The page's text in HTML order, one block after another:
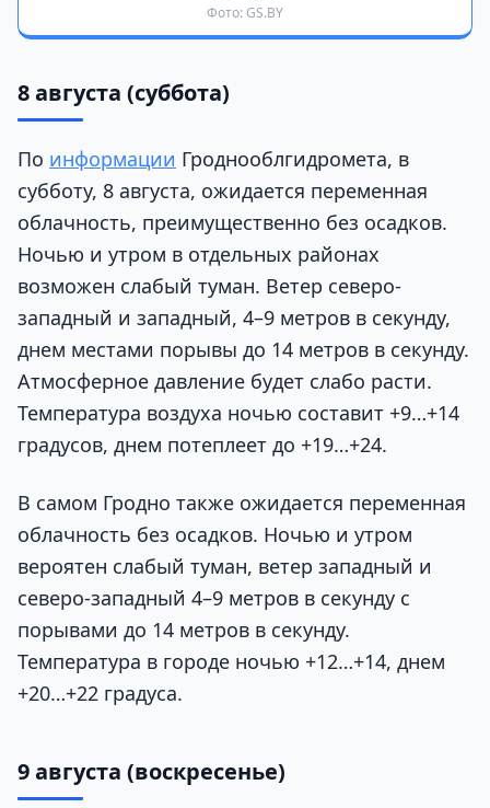
Фото: GS.BY
8 августа (суббота)
По информации Гроднооблгидромета, в
субботу, 8 августа, ожидается переменная
облачность, преимущественно без осадков.
Ночью и утром в отдельных районах
возможен слабый туман. Ветер северо-
западный и западный, 4–9 метров в секунду,
днем местами порывы до 14 метров в секунду.
Атмосферное давление будет слабо расти.
Температура воздуха ночью составит +9…+14
градусов, днем потеплеет до +19…+24.
В самом Гродно также ожидается переменная
облачность без осадков. Ночью и утром
вероятен слабый туман, ветер западный и
северо-западный 4–9 метров в секунду с
порывами до 14 метров в секунду.
Температура в городе ночью +12…+14, днем
+20…+22 градуса.
9 августа (воскресенье)